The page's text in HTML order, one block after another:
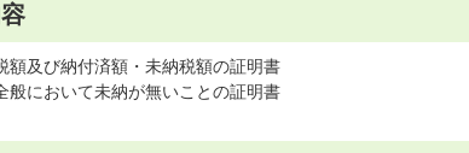
額及び納付済額・未納税額の証明書
般において未納が無いことの証明書